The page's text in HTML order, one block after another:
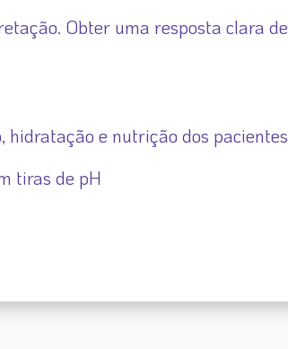
Obter uma resposta clara de
hidratação e nutrição dos pacientes
tiras de pH